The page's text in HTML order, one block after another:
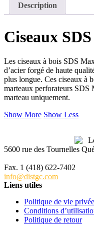
Description
Ciseaux
Les ciseaux à bois SDS
d’acier forgé de haute
plus longue. Ces ciseaux à
marteaux perforateurs SDS
marteau uniquement.
Show More Show Less
5600 rue des Tournelles
Fax. 1 (418) 622-7402
info@distgc.com
Liens utiles
Politique de vie privée
Conditions
Politique de retour